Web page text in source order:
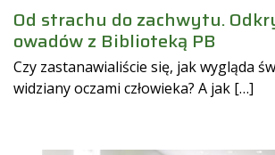
Od strachu do zachwytu.
owadów z Biblioteką PB
Czy zastanawialiście się, jak wygląda
widziany oczami człowieka? A jak […]